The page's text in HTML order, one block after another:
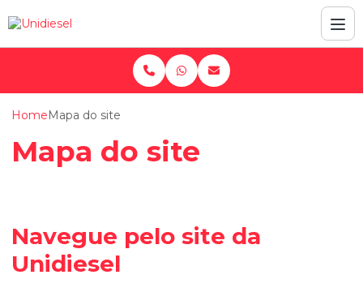
HomeMapa do site
Mapa do site
Navegue pelo site da
Unidiesel